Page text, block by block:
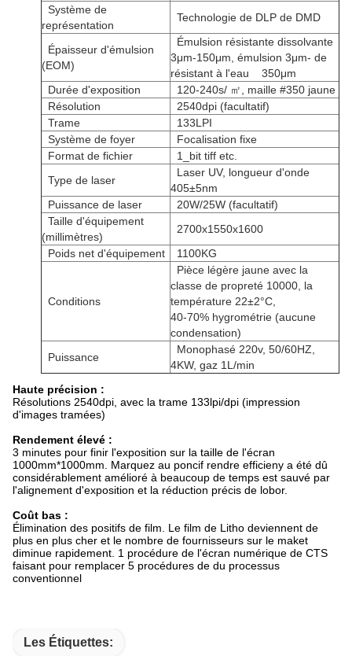
Système de
représentation
Technologie de DLP de DMD
Épaisseur d'émulsion
(EOM)
Émulsion résistante dissolvante
3μm-150μm, émulsion 3μm- de
résistant à l'eau 350μm
Durée d'exposition
120-240s/ ㎡, maille #350 jaune
Résolution
2540dpi (facultatif)
Trame
133LPI
Système de foyer
Focalisation fixe
Format de fichier
1_bit tiff etc.
Type de laser
Laser UV, longueur d'onde
405±5nm
Puissance de laser
20W/25W (facultatif)
Taille d'équipement
(millimètres)
2700x1550x1600
Poids net d'équipement
1100KG
Conditions
Pièce légère jaune avec la
classe de propreté 10000, la
température 22±2°C,
40-70% hygrométrie (aucune
condensation)
Puissance
Monophasé 220v, 50/60HZ,
4KW, gaz 1L/min
Haute précision :
Résolutions 2540dpi, avec la trame 133lpi/dpi (impression
d'images tramées)
Rendement élevé :
3 minutes pour finir l'exposition sur la taille de l'écran
1000mm*1000mm. Marquez au poncif rendre efficieny a été dû
considérablement amélioré à beaucoup de temps est sauvé par
l'alignement d'exposition et la réduction précis de lobor.
Coût bas :
Élimination des positifs de film. Le film de Litho deviennent de
plus en plus cher et le nombre de fournisseurs sur le maket
diminue rapidement. 1 procédure de l'écran numérique de CTS
faisant pour remplacer 5 procédures de du processus
conventionnel
Les Étiquettes: